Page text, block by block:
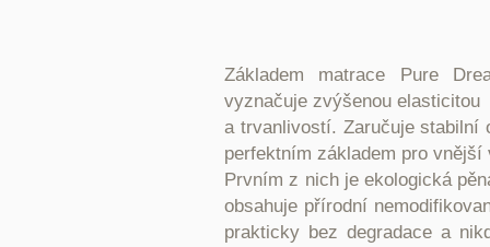
Základem matrace Pure
vyznačuje zvýšenou elasticitou
a trvanlivostí. Zaručuje stabilní
perfektním základem pro
Prvním z nich je ekologická
obsahuje přírodní
prakticky bez degradace a